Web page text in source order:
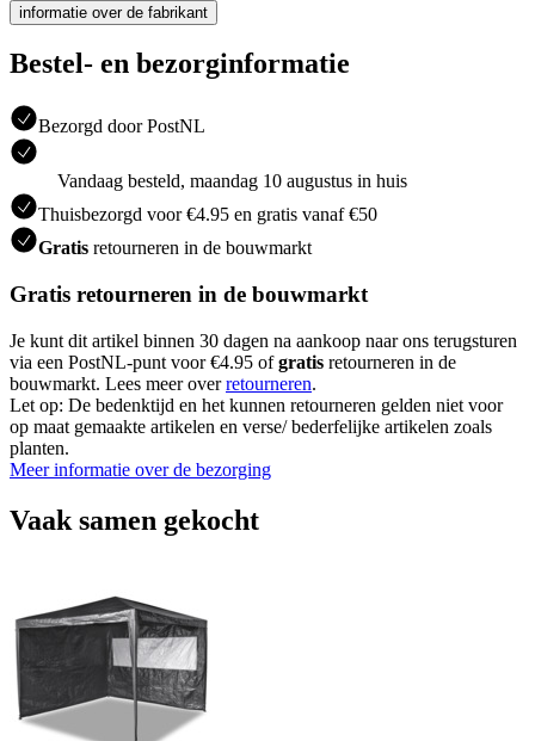
informatie over de fabrikant
Bestel- en bezorginformatie
Bezorgd door PostNL
Vandaag besteld, maandag 10 augustus in huis
Thuisbezorgd voor €4.95 en gratis vanaf €50
Gratis retourneren in de bouwmarkt
Gratis retourneren in de bouwmarkt
Je kunt dit artikel binnen 30 dagen na aankoop naar ons terugsturen
via een PostNL-punt voor €4.95 ofgratis retourneren in de
bouwmarkt. Lees meer overretourneren.
Let op: De bedenktijd en het kunnen retourneren gelden niet voor
op maat gemaakte artikelen en verse/ bederfelijke artikelen zoals
planten.
Meer informatie over de bezorging
Vaak samen gekocht